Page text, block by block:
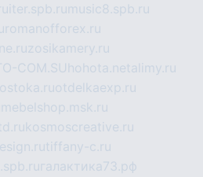
music8.spb.ru
romanofforex.ru
zosikamery.ru
COM.SU hohota.netalimy.ru
otdelkaexp.ru
mebelshop.msk.ru
kosmoscreative.ru
tiffany-c.ru
галактика73.рф